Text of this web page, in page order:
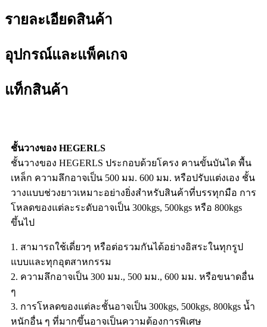
รายละเอียดสินค้า
อุปกรณ์และแพ็คเกจ
แท็กสินค้า
ชั้นวางของ HEGERLS
ชั้นวางของ HEGERLS ประกอบด้วยโครง คานขั้นบันได พื้น
เหล็ก ความลึกอาจเป็น 500 มม. 600 มม. หรือปรับแต่งเอง ชั้น
วางแบบช่วงยาวเหมาะอย่างยิ่งสำหรับสินค้าที่บรรทุกมือ การ
โหลดของแต่ละระดับอาจเป็น 300kgs, 500kgs หรือ 800kgs
ขึ้นไป
1. สามารถใช้เดี่ยวๆ หรือต่อรวมกันได้อย่างอิสระในทุกรูป
แบบและทุกอุตสาหกรรม
2. ความลึกอาจเป็น 300 มม., 500 มม., 600 มม. หรือขนาดอื่น
ๆ
3. การโหลดของแต่ละชั้นอาจเป็น 300kgs, 500kgs, 800kgs น้ำ
หนักอื่น ๆ ที่มากขึ้นอาจเป็นความต้องการพิเศษ